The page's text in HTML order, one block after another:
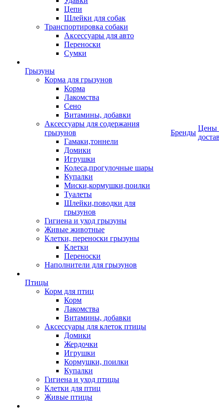
Цепи
Шлейки для собак
Транспортировка собаки
Аксессуары для авто
Переноски
Сумки
Грызуны
Корма для грызунов
Корма
Лакомства
Сено
Витамины, добавки
Аксессуары для содержания
грызунов
Гамаки,тоннели
Домики
Игрушки
Колеса,прогулочные шары
Купалки
Миски,кормушки,поилки
Туалеты
Шлейки,поводки для
грызунов
Гигиена и уход грызуны
Живые животные
Клетки, переноски грызуны
Клетки
Переноски
Наполнители для грызунов
Птицы
Корм для птиц
Корм
Лакомства
Витамины, добавки
Аксессуары для клеток птицы
Домики
Жердочки
Игрушки
Кормушки, поилки
Купалки
Гигиена и уход птицы
Клетки для птиц
Живые птицы
Бренды
Цены